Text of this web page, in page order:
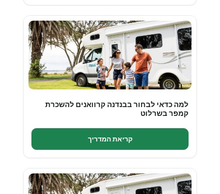
למה כדאי לבחור בבנדנה קרוואנים להשכרת
קמפר בשרלוט
קריאת המדריך